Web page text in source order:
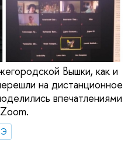
Вышки, как и
на дистанционное
впечатлениями